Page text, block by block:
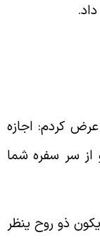
.
کردم: اجازه
سر سفره شما
ذو روح ینظر